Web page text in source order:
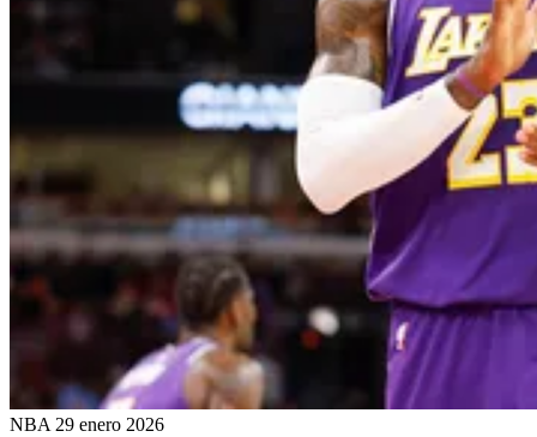
NBA 29 enero 2026